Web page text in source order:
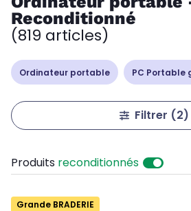
Reconditionné
(819 articles)
Ordinateur portable PC Portable
Filtrer (2)
Produits reconditionnés
Grande BRADERIE